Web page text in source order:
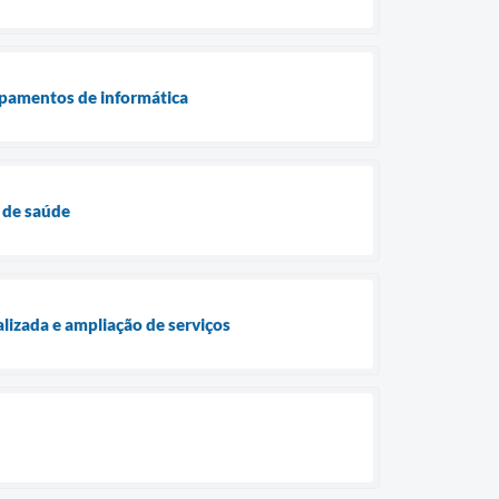
de informática
saúde
e ampliação de serviços